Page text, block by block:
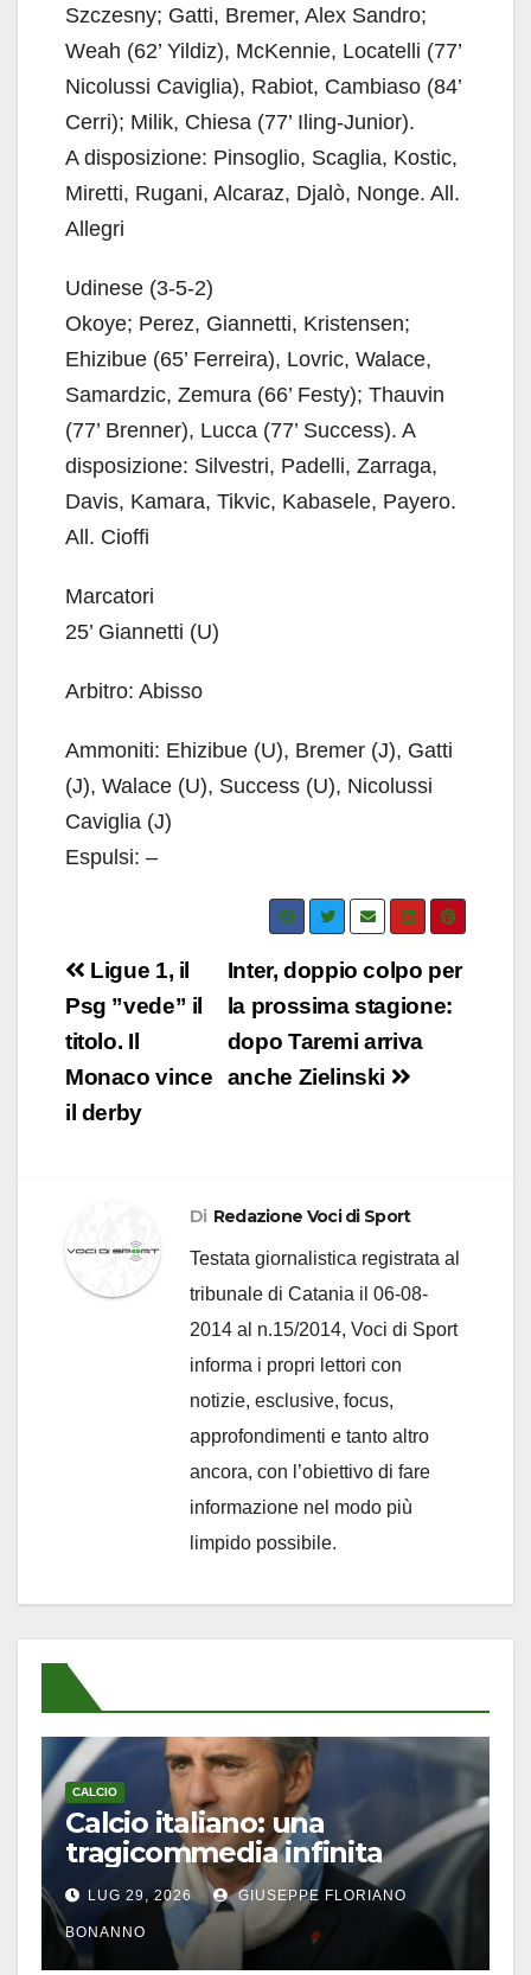
Szczesny; Gatti, Bremer, Alex Sandro;
Weah (62’ Yildiz), McKennie, Locatelli (77’
Nicolussi Caviglia), Rabiot, Cambiaso (84’
Cerri); Milik, Chiesa (77’ Iling-Junior).
A disposizione: Pinsoglio, Scaglia, Kostic,
Miretti, Rugani, Alcaraz, Djalò, Nonge. All.
Allegri
Udinese (3-5-2)
Okoye; Perez, Giannetti, Kristensen;
Ehizibue (65’ Ferreira), Lovric, Walace,
Samardzic, Zemura (66’ Festy); Thauvin
(77’ Brenner), Lucca (77’ Success). A
disposizione: Silvestri, Padelli, Zarraga,
Davis, Kamara, Tikvic, Kabasele, Payero.
All. Cioffi
Marcatori
25’ Giannetti (U)
Arbitro: Abisso
Ammoniti: Ehizibue (U), Bremer (J), Gatti
(J), Walace (U), Success (U), Nicolussi
Caviglia (J)
Espulsi: –
Navigazione
articoli
Inter, doppio colpo per
la prossima stagione:
dopo Taremi arriva
anche Zielinski
Ligue 1, il
Psg ”vede” il
titolo. Il
Monaco vince
il derby
Di Redazione Voci di Sport
Testata giornalistica registrata al
tribunale di Catania il 06-08-
2014 al n.15/2014, Voci di Sport
informa i propri lettori con
notizie, esclusive, focus,
approfondimenti e tanto altro
ancora, con l’obiettivo di fare
informazione nel modo più
limpido possibile.
CALCIO
Calcio italiano: una
tragicommedia infinita
LUG 29, 2026 GIUSEPPE FLORIANO
BONANNO